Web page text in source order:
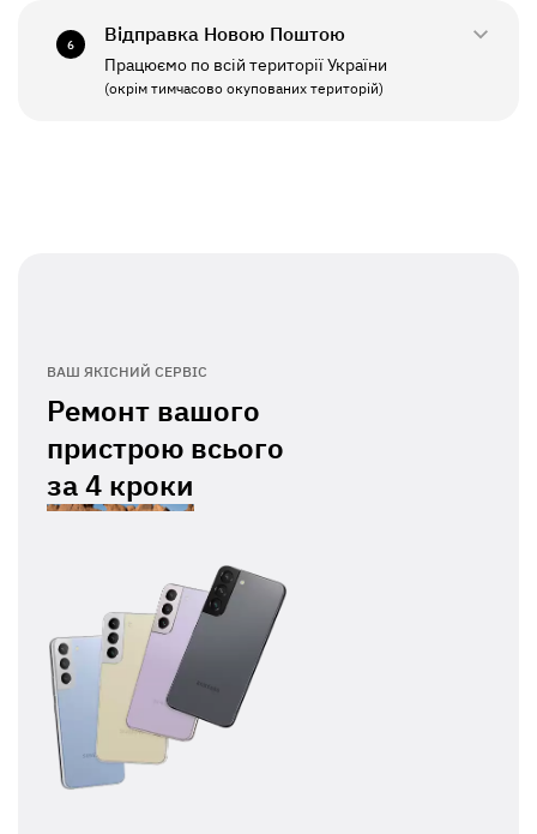
ПН - ПТ
СБ - НД
11:00 - 19:00
6 Відправка Новою Поштою
Працюємо по всій території України
(окрім тимчасово окупованих територій)
ВАШ ЯКІСНИЙ СЕРВІС
Ремонт вашого
пристрою всього
за4 кроки